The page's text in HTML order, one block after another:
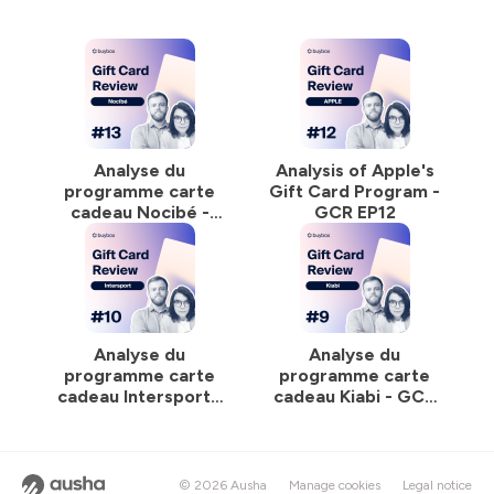
Gift Card Review a l'ambition de devenir le premier
podcast français dédié à la carte cadeau comme canal
d'acquisition client et de fidélisation client pour l'e-
commerce et le retail.
PS : Gift Card Review c'est 1 fois par mois, l'analyse
d'un programme carte cadeau d'une marque,
n'hésitez pas à nous suivre !
Disponible sur Spotify, Apple Podcasts, Ausha, Deezer
et YouTube
Hébergé par Ausha. Visitez
ausha.co/politique-de-
confidentialitepour plus d'informations.
Analyse du
programme carte
cadeau Nocibé -
GCR EP13
Analysis of Apple's
Gift Card Program -
GCR EP12
Analyse du
programme carte
cadeau Intersport -
Analyse du
programme carte
cadeau Kiabi - GCR
© 2026 Ausha Manage cookies Legal notice